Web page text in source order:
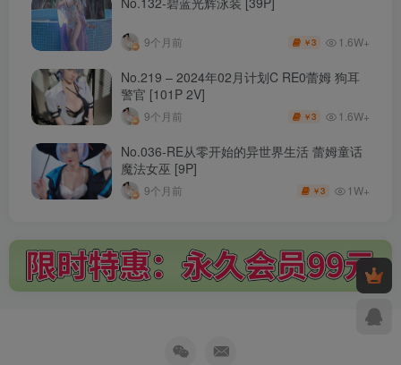
9个月前 ￥3 1.6W+
No.219 – 2024年02月计划C RE0蕾姆 狗耳
警官 [101P 2V]
9个月前 ￥3 1.6W+
No.036-RE从零开始的异世界生活 蕾姆童话
魔法女巫 [9P]
9个月前 ￥3 1W+